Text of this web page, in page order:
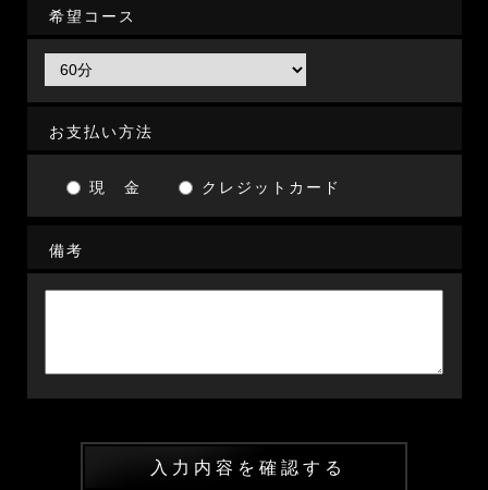
希望コース
お支払い方法
現 金 クレジットカード
備考
入力内容を確認する